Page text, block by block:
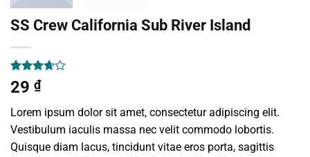
SS Crew California Sub River Island
Rated
3.67 out
based
on
3
customer
ratings
29 ₫
Lorem ipsum dolor sit amet, consectetur adipiscing elit.
Vestibulum iaculis massa nec velit commodo lobortis.
Quisque diam lacus, tincidunt vitae eros porta, sagittis